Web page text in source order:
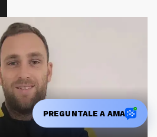
PREGUNTALE A AMA